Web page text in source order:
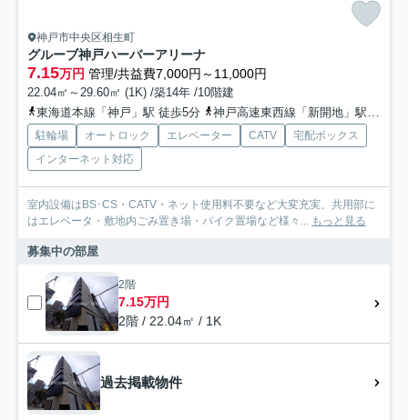
神戸市中央区相生町
グルーブ神戸ハーバーアリーナ
7.15万円 管理/共益費7,000円～11,000円
22.04㎡～29.60㎡ (1K) /築14年 /10階建
東海道本線「神戸」駅 徒歩5分
神戸高速東西線「新開地」駅 徒歩11分
駐輪場 オートロック エレベーター CATV
宅配ボックス
インターネット対応
室内設備はBS･CS・CATV・ネット使用料不要など大変充実。共用部に
はエレベータ・敷地内ごみ置き場・バイク置場など様々... もっと見る
募集中の部屋
2階
7.15万円
2階 / 22.04㎡ / 1K
過去掲載物件